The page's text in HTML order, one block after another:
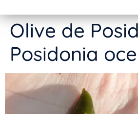
Olive de
Posidonia